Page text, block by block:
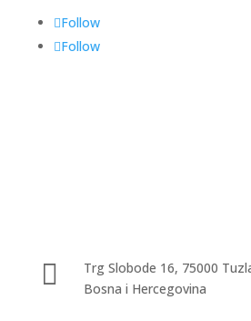
Follow
Follow

Trg Slobode 16, 75000
Bosna i Hercegovina